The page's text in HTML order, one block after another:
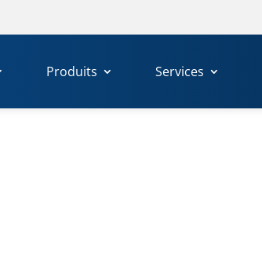
Produits Services